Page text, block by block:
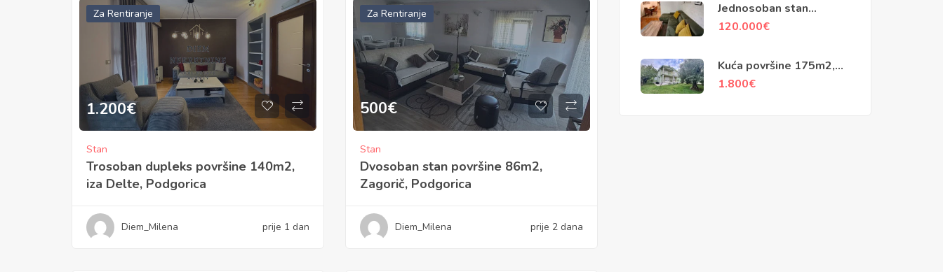
Za Rentiranje
1.200€
Stan
Trosoban dupleks površine 140m2,
iza Delte, Podgorica
Diem_Milena prije 1 dan
Za Rentiranje
500€
Stan
Dvosoban stan površine 86m2,
Zagorič, Podgorica
Diem_Milena prije 2 dana
Jednosoban stan
površine 48m2, Stari
120.000€
Kuća površine 175m2,
Vranjske Njive,
1.800€